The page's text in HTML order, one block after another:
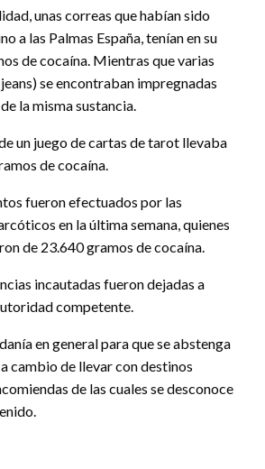
unas correas que habían sido
a las Palmas España, tenían en su
de cocaína. Mientras que varias
se encontraban impregnadas
la misma sustancia.
un juego de cartas de tarot llevaba
de cocaína.
fueron efectuados por las
en la última semana, quienes
de 23.640 gramos de cocaína.
incautadas fueron dejadas a
competente.
en general para que se abstenga
cambio de llevar con destinos
de las cuales se desconoce